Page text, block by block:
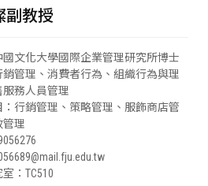
副教授
國文化大學國際企業管理研究所博士
銷管理、消費者行為、組織行為與理
服務人員管理
：行銷管理、策略管理、服飾商店管
管理
：TC510